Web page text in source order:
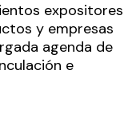
expositores
y empresas
agenda de
e